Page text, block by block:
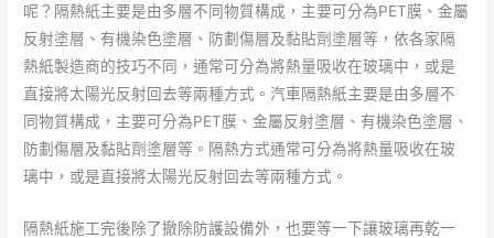
呢？隔熱紙主要是由多層不同物質構成，主要可分為PET膜、金屬
反射塗層、有機染色塗層、防劃傷層及黏貼劑塗層等，依各家隔
熱紙製造商的技巧不同，通常可分為將熱量吸收在玻璃中，或是
直接將太陽光反射回去等兩種方式。汽車隔熱紙主要是由多層不
同物質構成，主要可分為PET膜、金屬反射塗層、有機染色塗層、
防劃傷層及黏貼劑塗層等。隔熱方式通常可分為將熱量吸收在玻
璃中，或是直接將太陽光反射回去等兩種方式。
隔熱紙施工完後除了撤除防護設備外，也要等一下讓玻璃再乾一